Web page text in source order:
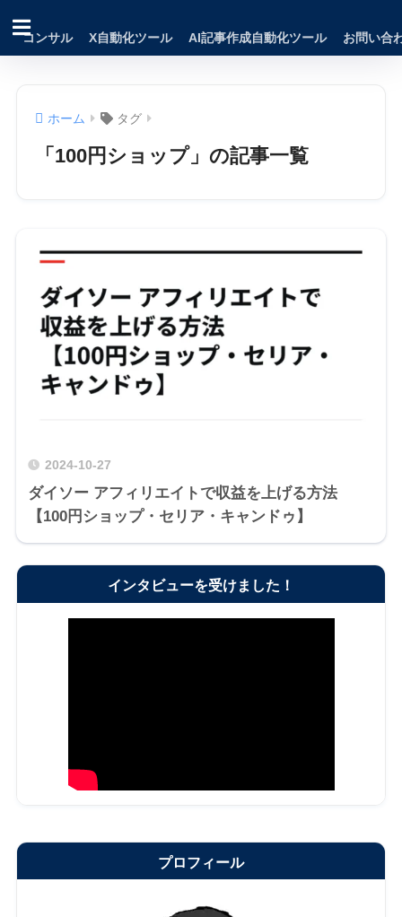
コンサル X自動化ツール AI記事作成自動化ツール お問い合
ホーム タグ
「100円ショップ」の記事一覧
2024-10-27
ダイソー アフィリエイトで収益を上げる方法
【100円ショップ・セリア・キャンドゥ】
インタビューを受けました！
プロフィール